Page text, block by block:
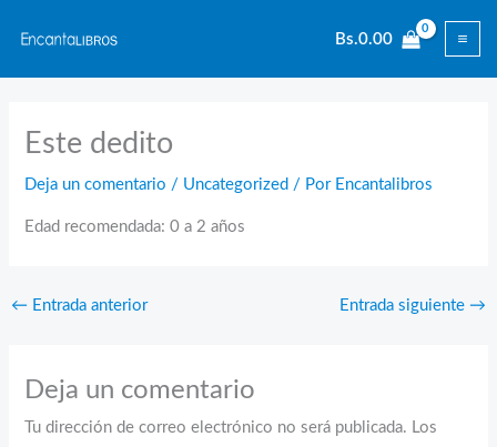
contenido
Bs.0.00
Este dedito
Deja un comentario / Uncategorized / Por Encantalibros
Edad recomendada: 0 a 2 años
← Entrada anterior Entrada siguiente →
Deja un comentario
Tu dirección de correo electrónico no será publicada. Los